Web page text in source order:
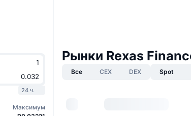
24 ч.
Максимум
Рынки Rexas
Все CEX DEX Spot